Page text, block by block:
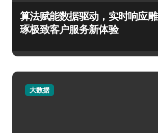
算法赋能数据驱动，实时响应雕
琢极致客户服务新体验
大数据